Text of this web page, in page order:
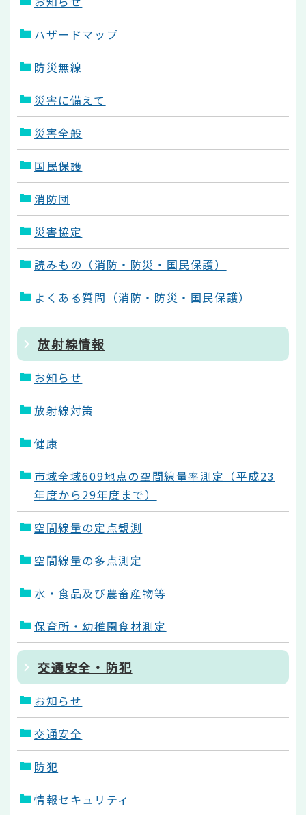
ハザードマップ
防災無線
災害に備えて
災害全般
国民保護
消防団
災害協定
読みもの（消防・防災・国民保護）
よくある質問（消防・防災・国民保護）
放射線情報
お知らせ
放射線対策
健康
市域全域609地点の空間線量率測定（平成23
年度から29年度まで）
空間線量の定点観測
空間線量の多点測定
水・食品及び農畜産物等
保育所・幼稚園食材測定
交通安全・防犯
お知らせ
交通安全
防犯
情報セキュリティ